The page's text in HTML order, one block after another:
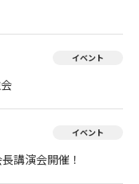
イベント
イベント
講演会開催！